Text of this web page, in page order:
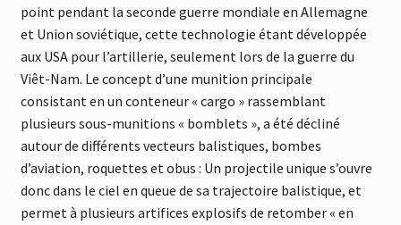
point pendant la seconde guerre mondiale en Allemagne
et Union soviétique, cette technologie étant développée
aux USA pour l’artillerie, seulement lors de la guerre du
Viêt-Nam. Le concept d’une munition principale
consistant en un conteneur « cargo » rassemblant
plusieurs sous-munitions « bomblets », a été décliné
autour de différents vecteurs balistiques, bombes
d’aviation, roquettes et obus : Un projectile unique s’ouvre
donc dans le ciel en queue de sa trajectoire balistique, et
permet à plusieurs artifices explosifs de retomber « en